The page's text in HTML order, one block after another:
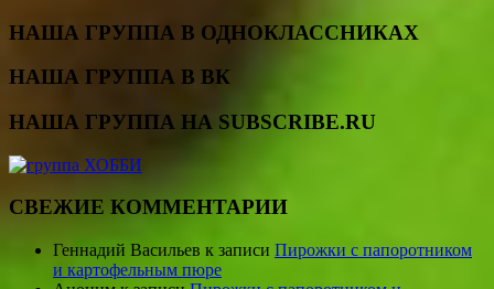
НАША ГРУППА В ОДНОКЛАССНИКАХ
НАША ГРУППА В ВК
НАША ГРУППА НА SUBSCRIBE.RU
СВЕЖИЕ КОММЕНТАРИИ
Геннадий Васильев к записи Пирожки с папоротником
и картофельным пюре